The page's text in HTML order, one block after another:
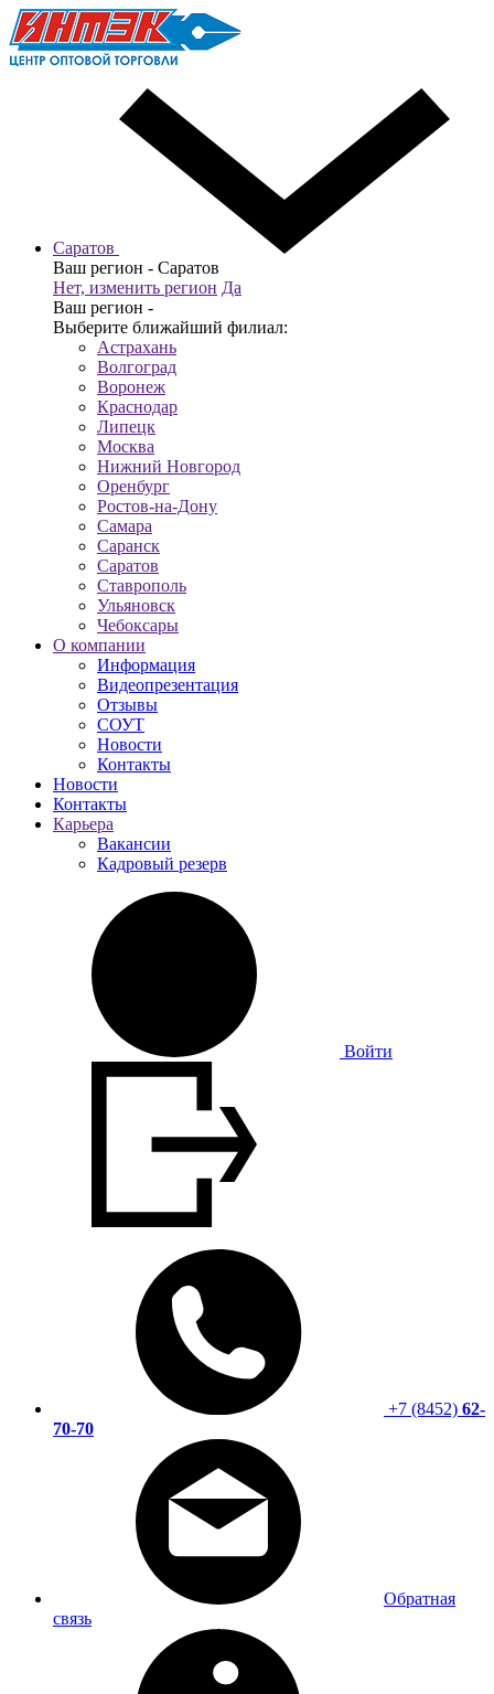
Саратов
Ваш регион - Саратов
Нет, изменить регион Да
Ваш регион -
Выберите ближайший филиал:
Астрахань
Волгоград
Воронеж
Краснодар
Липецк
Москва
Нижний Новгород
Оренбург
Ростов-на-Дону
Самара
Саранск
Саратов
Ставрополь
Ульяновск
Чебоксары
О компании
Информация
Видеопрезентация
Отзывы
СОУТ
Новости
Контакты
Новости
Контакты
Карьера
Вакансии
Кадровый резерв
Войти
+7 (8452) 62-
70-70
Обратная
связь